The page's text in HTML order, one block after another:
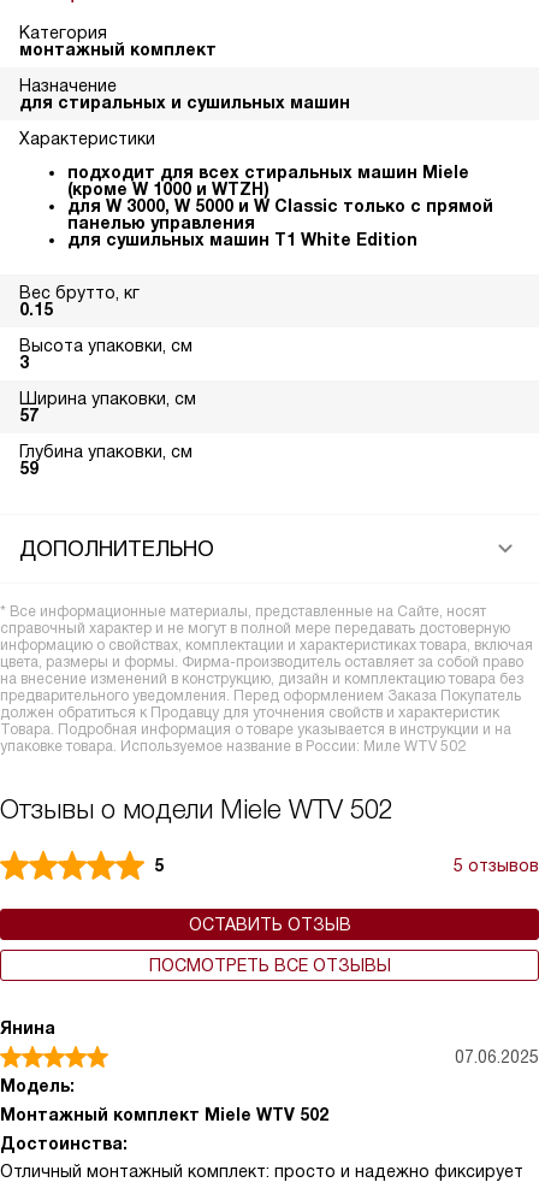
Категория
монтажный комплект
Назначение
для стиральных и сушильных машин
Характеристики
подходит для всех стиральных машин Miele
(кроме W 1000 и WTZH)
для W 3000, W 5000 и W Classic только с прямой
панелью управления
для сушильных машин T1 White Edition
Вес брутто, кг
0.15
Высота упаковки, см
3
Ширина упаковки, см
57
Глубина упаковки, см
59
ДОПОЛНИТЕЛЬНО
* Все информационные материалы, представленные на Сайте, носят
справочный характер и не могут в полной мере передавать достоверную
информацию о свойствах, комплектации и характеристиках товара, включая
цвета, размеры и формы. Фирма-производитель оставляет за собой право
на внесение изменений в конструкцию, дизайн и комплектацию товара без
предварительного уведомления. Перед оформлением Заказа Покупатель
должен обратиться к Продавцу для уточнения свойств и характеристик
Товара. Подробная информация о товаре указывается в инструкции и на
упаковке товара. Используемое название в России: Миле WTV 502
Отзывы о модели Miele WTV 502
5 5 отзывов
ОСТАВИТЬ ОТЗЫВ
ПОСМОТРЕТЬ ВСЕ ОТЗЫВЫ
Янина
07.06.2025
Модель:
Монтажный комплект Miele WTV 502
Достоинства:
Отличный монтажный комплект: просто и надежно фиксирует